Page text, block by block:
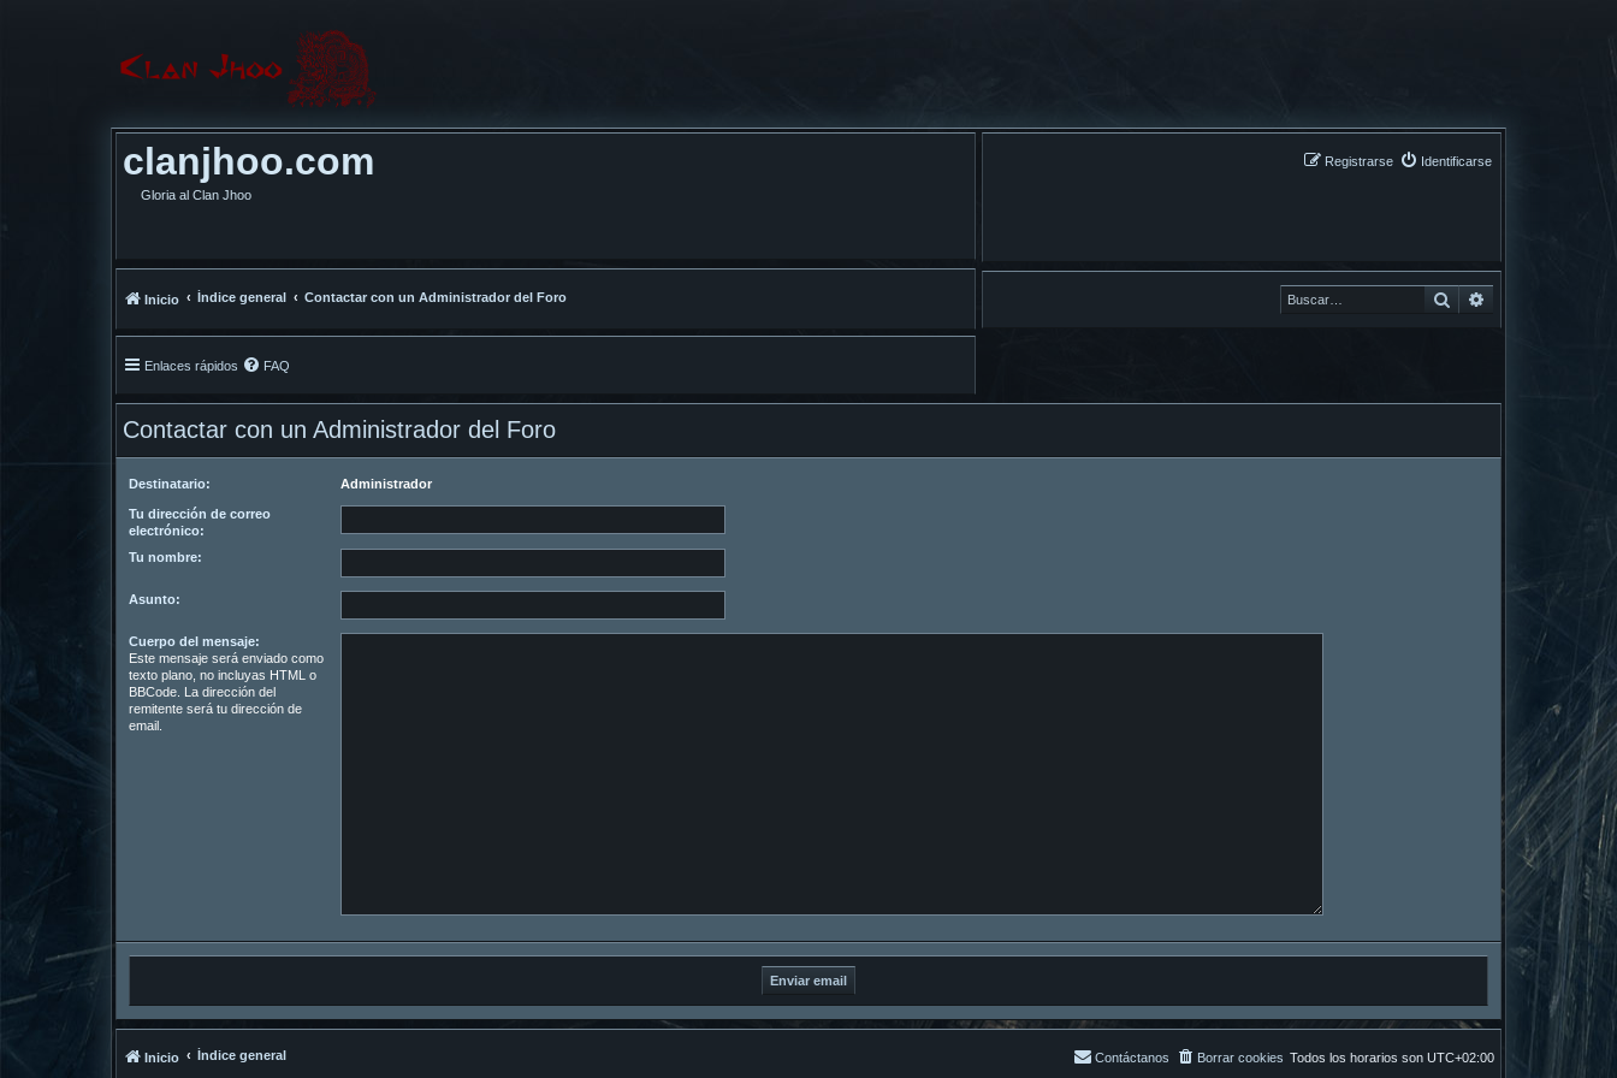
clanjhoo.com
Gloria al Clan Jhoo
Identificarse
Registrarse
Buscar
Inicio Índice general Contactar con un Administrador del Foro
Enlaces rápidos FAQ
Contactar con un Administrador del Foro
Destinatario: Administrador
Tu dirección de correo
electrónico:
Tu nombre:
Asunto:
Cuerpo del mensaje:
Este mensaje será enviado como
texto plano, no incluyas HTML o
BBCode. La dirección del
remitente será tu dirección de
email.
Inicio Índice general Todos los horarios son UTC+02:00
Borrar cookies
Contáctanos